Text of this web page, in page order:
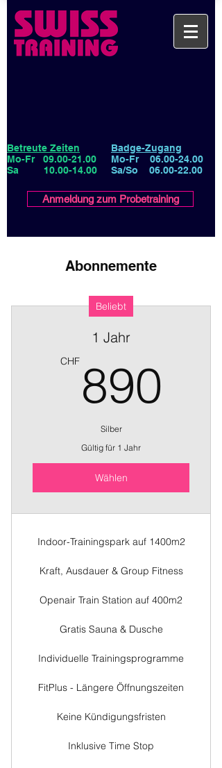
Betreute Zeiten
Mo-Fr 09.00-21.00
Sa 10.00-14.00
Badge-Zugang
Mo-Fr 06.00-24.00
Sa/So 06.00-22.00
Anmeldung zum Probetraining
Abonnemente
Beliebt
1 Jahr
CHF 890
Silber
Gültig für 1 Jahr
Wählen
Indoor-Trainingspark auf 1400m2
Kraft, Ausdauer & Group Fitness
Openair Train Station auf 400m2
Gratis Sauna & Dusche
Individuelle Trainingsprogramme
FitPlus - Längere Öffnungszeiten
Keine Kündigungsfristen
Inklusive Time Stop